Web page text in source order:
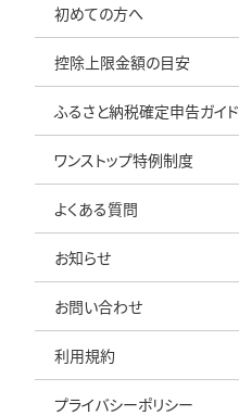
初めての方へ
控除上限金額の目安
ふるさと納税確定申告ガイド
ワンストップ特例制度
よくある質問
お知らせ
お問い合わせ
利用規約
プライバシーポリシー